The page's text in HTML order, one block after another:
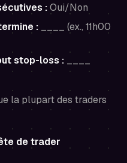
:Oui/Non
: ____ (ex., 11h00
stop-loss :
la plupart des traders
de trader